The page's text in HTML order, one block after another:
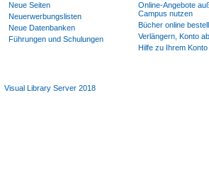
Neue Seiten
Neuerwerbungslisten
Neue Datenbanken
Führungen und Schulungen
Online-Angebote
Campus nutzen
Bücher online
Verlängern, Konto
Hilfe zu Ihrem Konto
Visual Library Server 2018